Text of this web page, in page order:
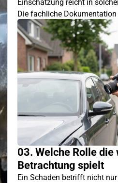
Einschätzung reicht in
Die fachliche
03. Welche Rolle
Betrachtung spielt
Ein Schaden betrifft nicht